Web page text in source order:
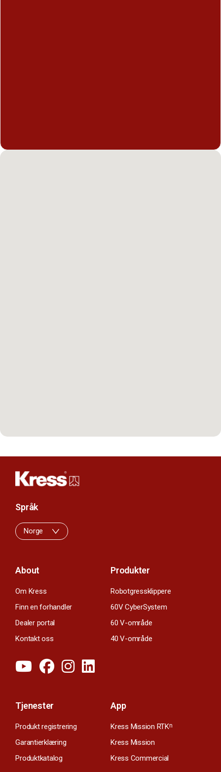
About
Om Kress
Finn en forhandler
Dealer portal
Kontakt oss
Produkter
Robotgressklippere
60V CyberSystem
60 V-område
40 V-område
Tjenester
Produkt registrering
Garantierklæring
Produktkatalog
App
Kress Mission RTKn
Kress Mission
Kress Commercial
Språk
Norge